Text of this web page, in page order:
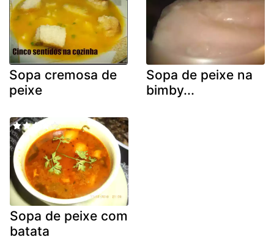
Sopa cremosa de
peixe
Sopa de peixe na
bimby...
Sopa de peixe com
batata